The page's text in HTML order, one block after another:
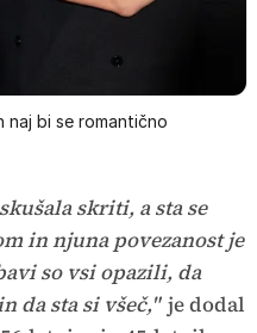
naj bi se romantično
skriti, a sta se
in njuna povezanost je
so vsi opazili, da
da sta si všeč," je dodal